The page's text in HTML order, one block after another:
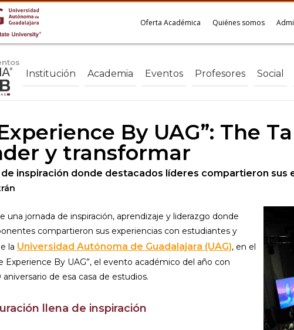
Oferta Académica Quiénes somos
Institución Academia Eventos Profesores Social
By UAG”: The
y transformar
de inspiración donde destacados líderes compartieron
una jornada de inspiración, aprendizaje y liderazgo donde
compartieron sus experiencias con estudiantes y
la Universidad Autónoma de Guadalajara (UAG), en el
Experience By UAG”, el evento académico del año con
de esa casa de estudios.
llena de inspiración